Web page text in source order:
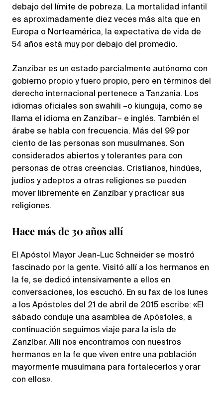
debajo del límite de pobreza. La mortalidad infantil
es aproximadamente diez veces más alta que en
Europa o Norteamérica, la expectativa de vida de
54 años está muy por debajo del promedio.
Zanzíbar es un estado parcialmente autónomo con
gobierno propio y fuero propio, pero en términos del
derecho internacional pertenece a Tanzania. Los
idiomas oficiales son swahili –o kiunguja, como se
llama el idioma en Zanzíbar– e inglés. También el
árabe se habla con frecuencia. Más del 99 por
ciento de las personas son musulmanes. Son
considerados abiertos y tolerantes para con
personas de otras creencias. Cristianos, hindúes,
judíos y adeptos a otras religiones se pueden
mover libremente en Zanzíbar y practicar sus
religiones.
Hace más de 30 años allí
El Apóstol Mayor Jean-Luc Schneider se mostró
fascinado por la gente. Visitó allí a los hermanos en
la fe, se dedicó intensivamente a ellos en
conversaciones, los escuchó. En su fax de los lunes
a los Apóstoles del 21 de abril de 2015 escribe: «El
sábado conduje una asamblea de Apóstoles, a
continuación seguimos viaje para la isla de
Zanzíbar. Allí nos encontramos con nuestros
hermanos en la fe que viven entre una población
mayormente musulmana para fortalecerlos y orar
con ellos».